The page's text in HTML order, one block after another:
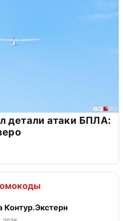
детали атаки БПЛА:
Контур.Экстерн